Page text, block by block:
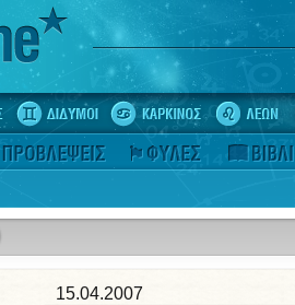
15.04.2007